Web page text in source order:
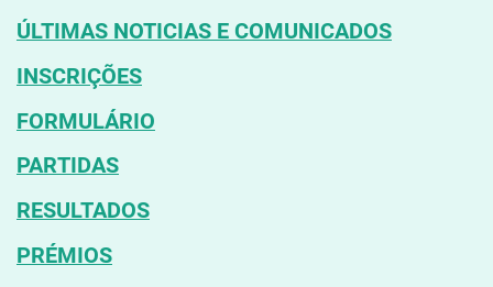
ÚLTIMAS NOTICIAS E COMUNICADOS
INSCRIÇÕES
FORMULÁRIO
PARTIDAS
RESULTADOS
PRÉMIOS